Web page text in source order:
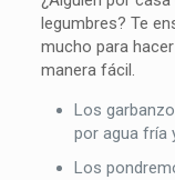
legumbres? Te
mucho para
manera fácil.
Los
por agua fría
Los